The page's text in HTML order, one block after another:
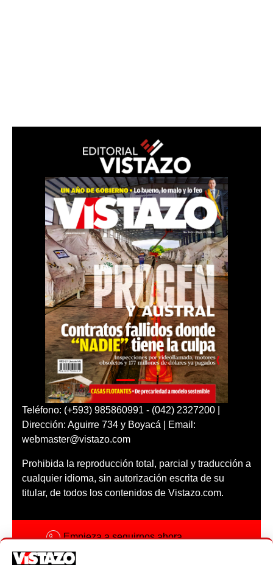
Teléfono: (+593) 985860991 - (042) 2327200 |
Dirección: Aguirre 734 y Boyacá | Email:
webmaster@vistazo.com
Prohibida la reproducción total, parcial y traducción a
cualquier idioma, sin autorización escrita de su
titular, de todos los contenidos de Vistazo.com.
Empieza a seguirnos ahora